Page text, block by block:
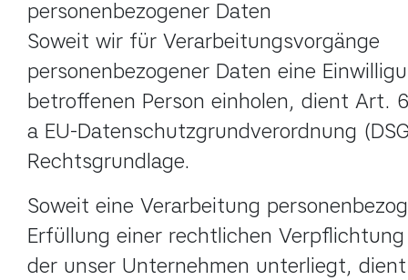
personenbezogener Daten
Soweit wir für Verarbeitungsvorgänge
personenbezogener Daten eine
betroffenen Person einholen, dient Art.
a EU-Datenschutzgrundverordnung
Rechtsgrundlage.
Soweit eine Verarbeitung
Erfüllung einer rechtlichen
der unser Unternehmen unterliegt,